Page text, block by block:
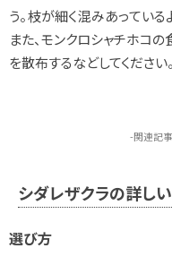
う。枝が細く混みあってい
また、モンクロシャチホコ
を散布するなどしてください。
-関連記
シダレザクラの詳し
選び方